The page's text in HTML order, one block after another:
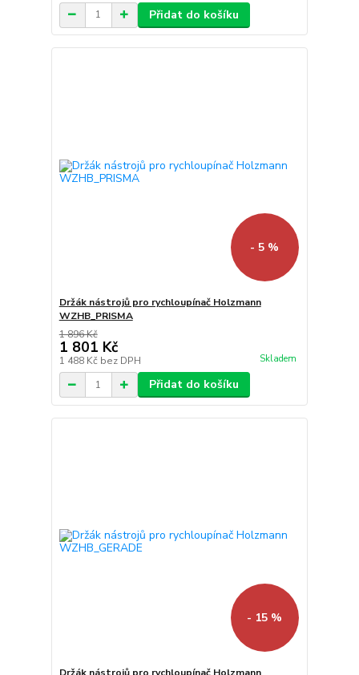
Přidat do košíku
- 5 %
Držák nástrojů pro rychloupínač Holzmann
WZHB_PRISMA
1 896 Kč
1 801 Kč
1 488 Kč bez DPH Skladem
Přidat do košíku
- 15 %
Držák nástrojů pro rychloupínač Holzmann